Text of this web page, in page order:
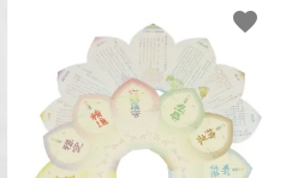
favorite